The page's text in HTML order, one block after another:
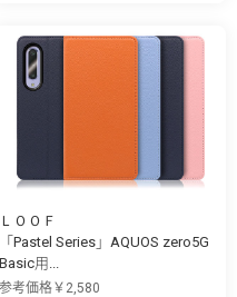
ＬＯＯＦ
「Pastel Series」AQUOS zero5G
Basic用...
参考価格￥2,580